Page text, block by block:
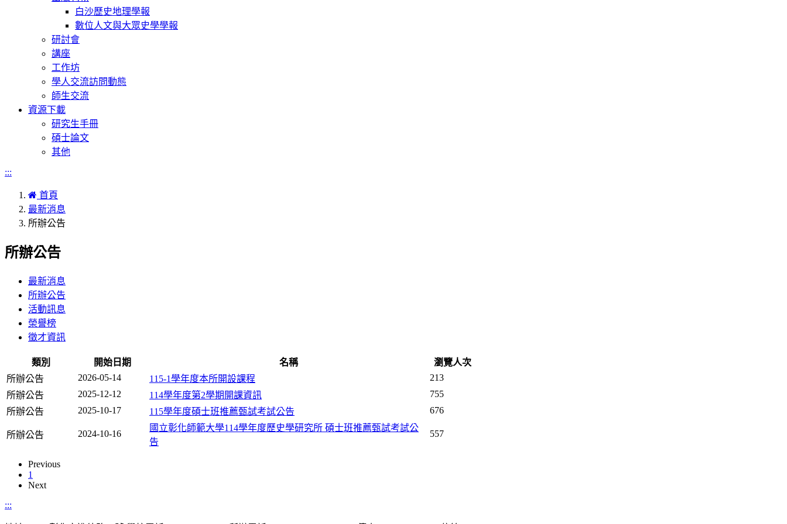
白沙歷史地理學報
數位人文與大眾史學學報
研討會
講座
工作坊
學人交流訪問動態
師生交流
資源下載
研究生手冊
碩士論文
其他
:::
首頁
最新消息
所辦公告
所辦公告
最新消息
所辦公告
活動訊息
榮譽榜
徵才資訊
類別 開始日期 名稱
瀏覽人次
所辦公告
2026-05-14 115-1學年度本所開設課程
213
所辦公告
2025-12-12 114學年度第2學期開課資訊
755
所辦公告
2025-10-17 115學年度碩士班推薦甄試考試公告 676
所辦公告 2024-10-16
國立彰化師範大學114學年度歷史學研究所 碩士班推薦甄試考試公
告
557
Previous
1
Next
:::